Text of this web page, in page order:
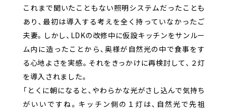
これまで聞いたこともない照明システムだったことも
あり、最初は導入する考えを全く持っていなかったご
夫妻。しかし、LDKの改修中に仮設キッチンをサンルー
ム内に造ったことから、奥様が自然光の中で食事をす
る心地よさを実感。それをきっかけに再検討して、２灯
を導入されました。
「とくに朝になると、やわらかな光がさし込んで気持ち
がいいですね。キッチン側の１灯は、自然光で先祖